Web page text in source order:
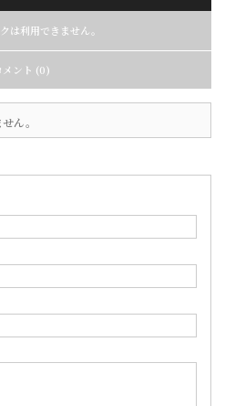
は利用できません。
メント (0)
ん。